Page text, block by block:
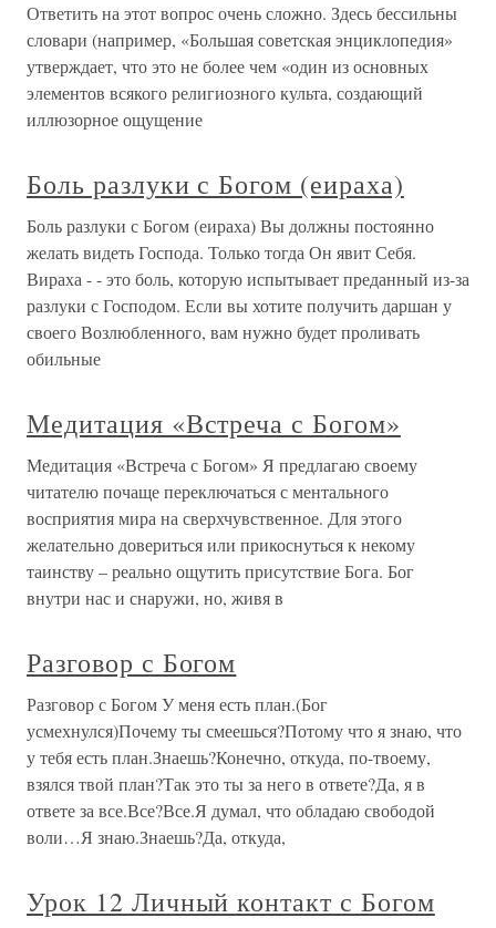
Ответить на этот вопрос очень сложно. Здесь бессильны
словари (например, «Большая советская энциклопедия»
утверждает, что это не более чем «один из основных
элементов всякого религиозного культа, создающий
иллюзорное ощущение
Боль разлуки с Богом (еираха)
Боль разлуки с Богом (еираха) Вы должны постоянно
желать видеть Господа. Только тогда Он явит Себя.
Вираха - - это боль, которую испытывает преданный из-за
разлуки с Господом. Если вы хотите получить даршан у
своего Возлюбленного, вам нужно будет проливать
обильные
Медитация «Встреча с Богом»
Медитация «Встреча с Богом» Я предлагаю своему
читателю почаще переключаться с ментального
восприятия мира на сверхчувственное. Для этого
желательно довериться или прикоснуться к некому
таинству – реально ощутить присутствие Бога. Бог
внутри нас и снаружи, но, живя в
Разговор с Богом
Разговор с Богом У меня есть план.(Бог
усмехнулся)Почему ты смеешься?Потому что я знаю, что
у тебя есть план.Знаешь?Конечно, откуда, по-твоему,
взялся твой план?Так это ты за него в ответе?Да, я в
ответе за все.Все?Все.Я думал, что обладаю свободой
воли…Я знаю.Знаешь?Да, откуда,
Урок 12 Личный контакт с Богом